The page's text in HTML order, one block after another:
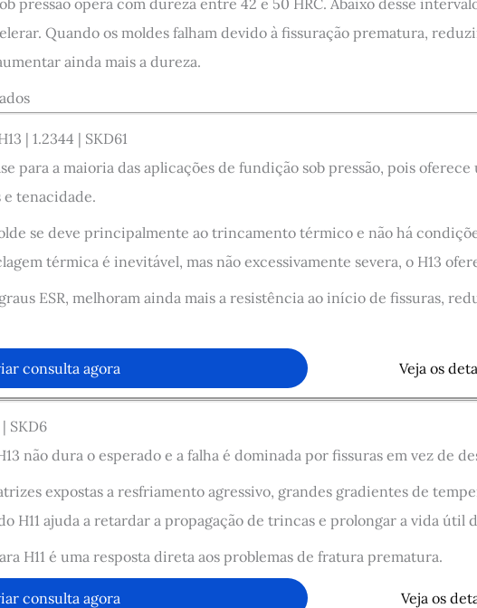
pressão opera com dureza entre 42 e 50 HRC. Abaixo desse
Quando os moldes falham devido à fissuração prematura,
ainda mais a dureza.
| 1.2344 | SKD61
para a maioria das aplicações de fundição sob pressão, pois
tenacidade.
se deve principalmente ao trincamento térmico e não há
térmica é inevitável, mas não excessivamente severa, o H13
ESR, melhoram ainda mais a resistência ao início de fissuras,
consulta agora Veja os
SKD6
não dura o esperado e a falha é dominada por fissuras em vez de
expostas a resfriamento agressivo, grandes gradientes de
H11 ajuda a retardar a propagação de trincas e prolongar a vida útil
H11 é uma resposta direta aos problemas de fratura prematura.
consulta agora Veja os